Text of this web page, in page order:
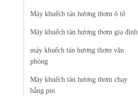
Máy khuếch tán hương thơm ô tô
Máy khuếch tán hương thơm gia đình
máy khuếch tán hương thơm văn
phòng
Máy khuếch tán hương thơm chạy
bằng pin